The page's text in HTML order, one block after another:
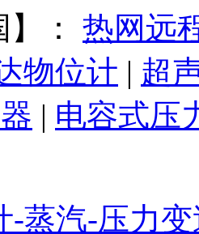
】： 热网远
物位计 | 超
| 电容式压